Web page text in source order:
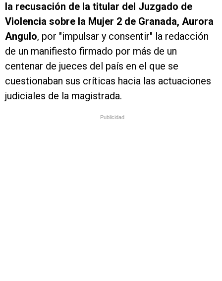
la recusación de la titular del Juzgado de
Violencia sobre la Mujer 2 de Granada, Aurora
Angulo, por "impulsar y consentir" la redacción
de un manifiesto firmado por más de un
centenar de jueces del país en el que se
cuestionaban sus críticas hacia las actuaciones
judiciales de la magistrada.
Publicidad